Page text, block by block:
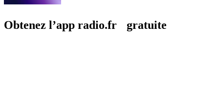
Obtenez l’app radio.fr gratuite